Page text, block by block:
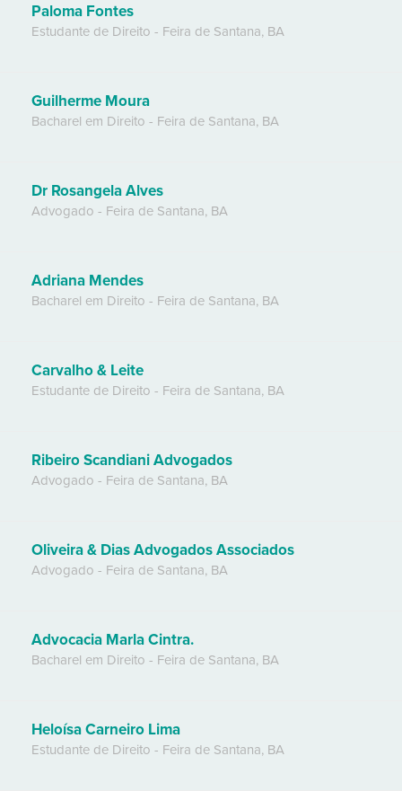
Paloma Fontes
Estudante de Direito - Feira de Santana, BA
Guilherme Moura
Bacharel em Direito - Feira de Santana, BA
Dr Rosangela Alves
Advogado - Feira de Santana, BA
Adriana Mendes
Bacharel em Direito - Feira de Santana, BA
Carvalho & Leite
Estudante de Direito - Feira de Santana, BA
Ribeiro Scandiani Advogados
Advogado - Feira de Santana, BA
Oliveira & Dias Advogados Associados
Advogado - Feira de Santana, BA
Advocacia Marla Cintra.
Bacharel em Direito - Feira de Santana, BA
Heloísa Carneiro Lima
Estudante de Direito - Feira de Santana, BA